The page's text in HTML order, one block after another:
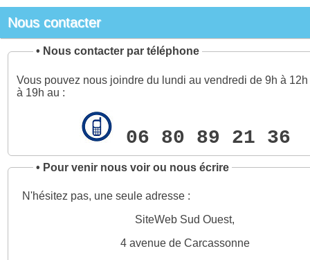
Nous contacter
• Nous contacter par téléphone
Vous pouvez nous joindre du lundi au vendredi de 9h à
à 19h au :
06 80 89 21 36
• Pour venir nous voir ou nous écrire
N'hésitez pas, une seule adresse :
SiteWeb Sud Ouest,
4 avenue de Carcassonne